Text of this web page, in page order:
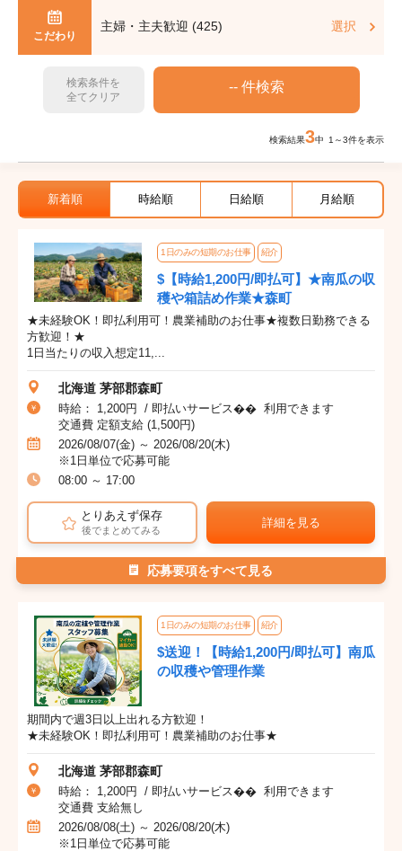
こだわり
主婦・主夫歓迎 (425) 選択
検索条件を
全てクリア
検索結果3中 1～3件を表示
新着順 時給順 日給順 月給順
1日のみの短期のお仕事 紹介
$【時給1,200円/即払可】★南瓜の収
穫や箱詰め作業★森町
★未経験OK！即払利用可！農業補助のお仕事★複数日勤務できる
方歓迎！★
1日当たりの収入想定11,...
北海道 茅部郡森町
時給： 1,200円 / 即払いサービス�� 利用できます
交通費 定額支給 (1,500円)
2026/08/07(金) ～ 2026/08/20(木)
※1日単位で応募可能
08:00 ～ 17:00
とりあえず保存
後でまとめてみる
詳細を見る
応募要項をすべて見る
1日のみの短期のお仕事 紹介
$送迎！【時給1,200円/即払可】南瓜
の収穫や管理作業
期間内で週3日以上出れる方歓迎！
★未経験OK！即払利用可！農業補助のお仕事★
北海道 茅部郡森町
時給： 1,200円 / 即払いサービス�� 利用できます
交通費 支給無し
2026/08/08(土) ～ 2026/08/20(木)
※1日単位で応募可能